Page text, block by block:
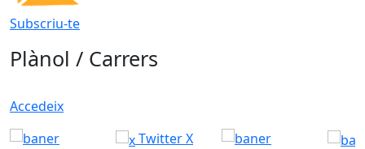
Subscriu-te
Plànol / Carrers
Accedeix
Twitter X